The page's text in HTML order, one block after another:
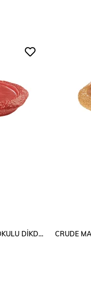
CRUDE MAT KIRMIZI TAŞ DOKULU DİKDÖRTGEN PORSELEN